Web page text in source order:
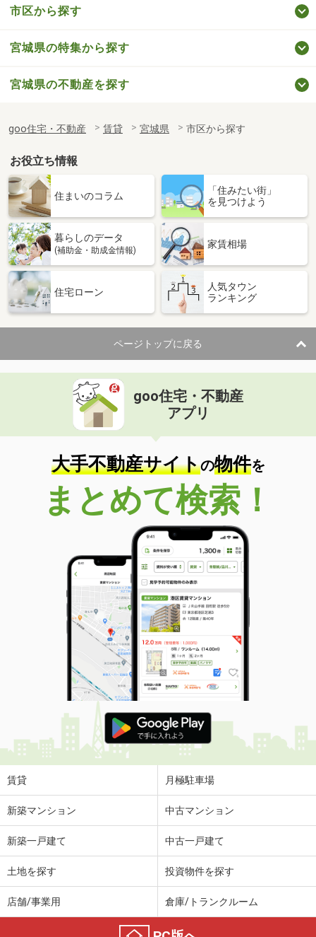
市区から探す
宮城県の特集から探す
宮城県の不動産を探す
goo住宅・不動産 賃貸 宮城県 市区から探す
お役立ち情報
住まいのコラム
「住みたい街」
を見つけよう
暮らしのデータ
(補助金・助成金情報)
家賃相場
住宅ローン
人気タウン
ランキング
ページトップに戻る
goo住宅・不動産
アプリ
大手不動産サイトの物件を
まとめて検索！
賃貸 月極駐車場
新築マンション 中古マンション
新築一戸建て 中古一戸建て
土地を探す 投資物件を探す
店舗/事業用 倉庫/トランクルーム